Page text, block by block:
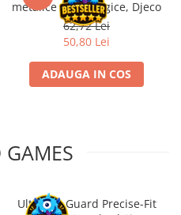
metalice non alergice, Djeco
62,72 Lei
50,80 Lei
ADAUGA IN COS
GAMES
Ultimate Guard Precise-Fit